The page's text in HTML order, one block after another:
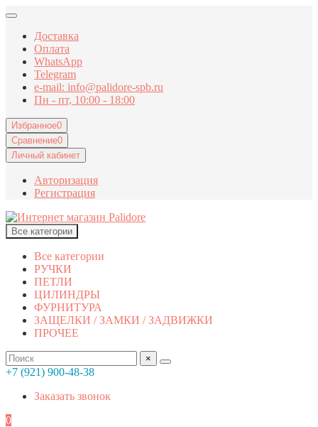
Доставка
Оплата
WhatsApp
Telegram
e-mail: info@palidore-spb.ru
Пн - пт, 10:00 - 18:00
Избранное0
Сравнение0
Личный кабинет
Авторизация
Регистрация
Все категории
Все категории
РУЧКИ
ПЕТЛИ
ЦИЛИНДРЫ
ФУРНИТУРА
ЗАЩЕЛКИ / ЗАМКИ / ЗАДВИЖКИ
ПРОЧЕЕ
×
+7 (921) 900-48-38
Заказать звонок
0